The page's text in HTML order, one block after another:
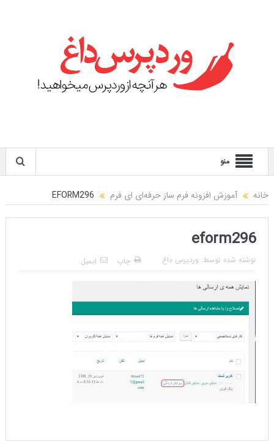
منو
خانه آموزش افزونه فرم ساز حرفه‌ای ای فرم EFORM296
eform296
نوشته شده توسط: وردپرس داغ چاپ ایمیل